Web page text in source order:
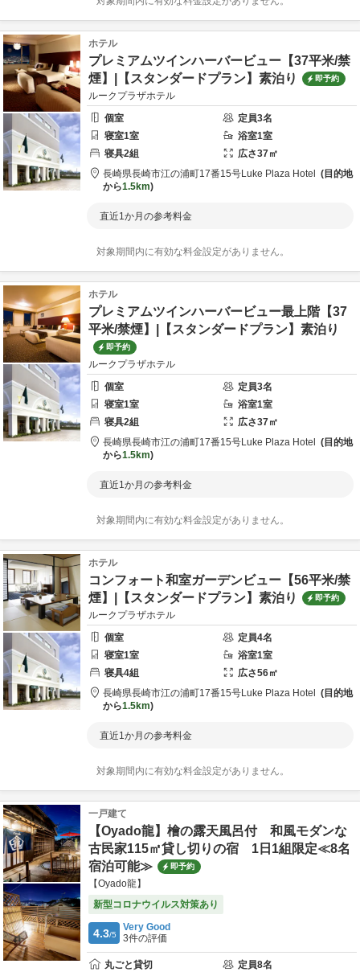
ホテル
プレミアムツインハーバービュー【37平米/禁
煙】|【スタンダードプラン】素泊り
即予約
ルークプラザホテル
個室
定員3名
寝室1室 浴室1室
寝具2組 広さ37㎡
長崎県長崎市江の浦町17番15号Luke Plaza Hotel
目的地
から1.5km
直近1か月の参考料金
対象期間内に有効な料金設定がありません。
ホテル
プレミアムツインハーバービュー最上階【37
平米/禁煙】|【スタンダードプラン】素泊り
即予約
ルークプラザホテル
個室
定員3名
寝室1室 浴室1室
寝具2組 広さ37㎡
長崎県長崎市江の浦町17番15号Luke Plaza Hotel
目的地
から1.5km
直近1か月の参考料金
対象期間内に有効な料金設定がありません。
ホテル
コンフォート和室ガーデンビュー【56平米/禁
煙】|【スタンダードプラン】素泊り
即予約
ルークプラザホテル
個室
定員4名
寝室1室 浴室1室
寝具4組 広さ56㎡
長崎県長崎市江の浦町17番15号Luke Plaza Hotel
目的地
から1.5km
直近1か月の参考料金
対象期間内に有効な料金設定がありません。
一戸建て
【Oyado龍】檜の露天風呂付 和風モダンな
古民家115㎡貸し切りの宿 1日1組限定≪8名
宿泊可能≫
即予約
【Oyado龍】
新型コロナウイルス対策あり
4.3/5
Very Good
3件の評価
丸ごと貸切 定員8名